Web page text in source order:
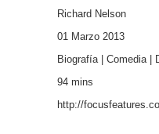
Richard Nelson
01 Marzo 2013
Biografía| Comedia|
94 mins
http://